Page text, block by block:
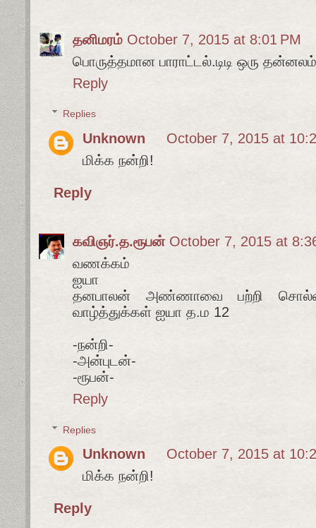
தனிமரம் October 7, 2015 at 8:01 PM
பொருத்தமான பாராட்டல்.டிடி ஒரு
Reply
Replies
Unknown
October 7, 2015 at
மிக்க நன்றி!
Reply
கவிஞர்.த.ரூபன் October 7, 2015 at
வணக்கம்
ஐயா
தனபாலன் அண்ணாவை பற்றி
வாழ்த்துக்கள் ஐயா த.ம 12
-நன்றி-
-அன்புடன்-
-ரூபன்-
Reply
Replies
Unknown
October 7, 2015 at
மிக்க நன்றி!
Reply